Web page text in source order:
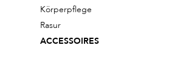
Körperpflege
Rasur
ACCESSOIRES